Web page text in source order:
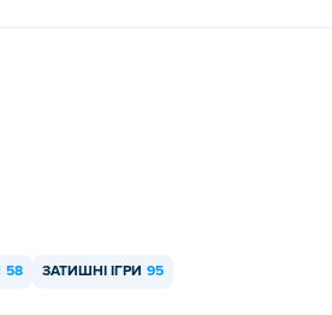
58 ЗАТИШНІ ІГРИ 95